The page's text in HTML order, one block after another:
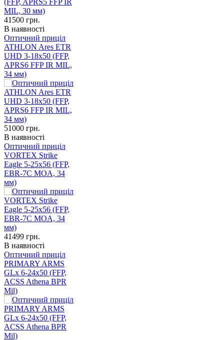
41500 грн.
В наявності
Оптичний приціл
ATHLON Ares ETR
UHD 3-18x50 (FFP,
APRS6 FFP IR MIL,
34 мм)
51000 грн.
В наявності
Оптичний приціл
VORTEX Strike
Eagle 5-25х56 (FFP,
EBR-7C MOA, 34
мм)
41499 грн.
В наявності
Оптичний приціл
PRIMARY ARMS
GLx 6-24x50 (FFP,
ACSS Athena BPR
Mil)